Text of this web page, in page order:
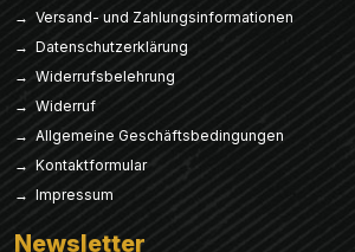
→ Versand- und Zahlungsinformationen
→ Datenschutzerklärung
→ Widerrufsbelehrung
→ Widerruf
→ Allgemeine Geschäftsbedingungen
→ Kontaktformular
→ Impressum
Newsletter